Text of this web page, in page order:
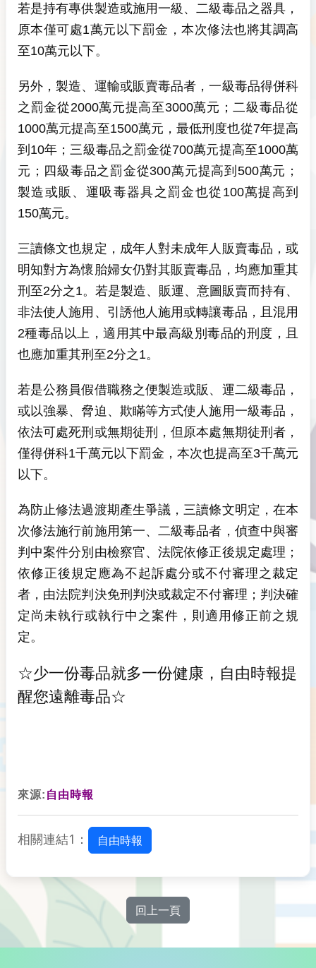
若是持有專供製造或施用一級、二級毒品之器具，
原本僅可處1萬元以下罰金，本次修法也將其調高
至10萬元以下。
另外，製造、運輸或販賣毒品者，一級毒品得併科
之罰金從2000萬元提高至3000萬元；二級毒品從
1000萬元提高至1500萬元，最低刑度也從7年提高
到10年；三級毒品之罰金從700萬元提高至1000萬
元；四級毒品之罰金從300萬元提高到500萬元；
製造或販、運吸毒器具之罰金也從100萬提高到
150萬元。
三讀條文也規定，成年人對未成年人販賣毒品，或
明知對方為懷胎婦女仍對其販賣毒品，均應加重其
刑至2分之1。若是製造、販運、意圖販賣而持有、
非法使人施用、引誘他人施用或轉讓毒品，且混用
2種毒品以上，適用其中最高級別毒品的刑度，且
也應加重其刑至2分之1。
若是公務員假借職務之便製造或販、運二級毒品，
或以強暴、脅迫、欺瞞等方式使人施用一級毒品，
依法可處死刑或無期徒刑，但原本處無期徒刑者，
僅得併科1千萬元以下罰金，本次也提高至3千萬元
以下。
為防止修法過渡期產生爭議，三讀條文明定，在本
次修法施行前施用第一、二級毒品者，偵查中與審
判中案件分別由檢察官、法院依修正後規定處理；
依修正後規定應為不起訴處分或不付審理之裁定
者，由法院判決免刑判決或裁定不付審理；判決確
定尚未執行或執行中之案件，則適用修正前之規
定。
☆少一份毒品就多一份健康，自由時報提
醒您遠離毒品☆
來源: 自由時報
相關連結1： 自由時報
回上一頁